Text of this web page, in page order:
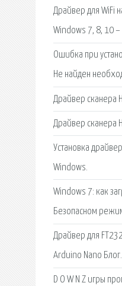
Драйвер для WiFi
Windows 7, 8, 10 –
Ошибка при
Не найден
Драйвер сканера
Драйвер сканера
Установка
Windows.
Windows 7: как
Безопасном
Драйвер для
Arduino Nano Блог.
D O W N Z игры